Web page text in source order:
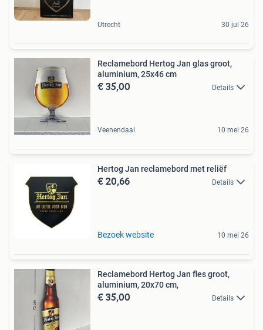
Utrecht 30 jul 26
Reclamebord Hertog Jan glas groot,
aluminium, 25x46 cm
€ 35,00 Details
Veenendaal 10 mei 26
Hertog Jan reclamebord met reliëf
€ 20,66 Details
Bezoek website 10 mei 26
Reclamebord Hertog Jan fles groot,
aluminium, 20x70 cm,
€ 35,00 Details